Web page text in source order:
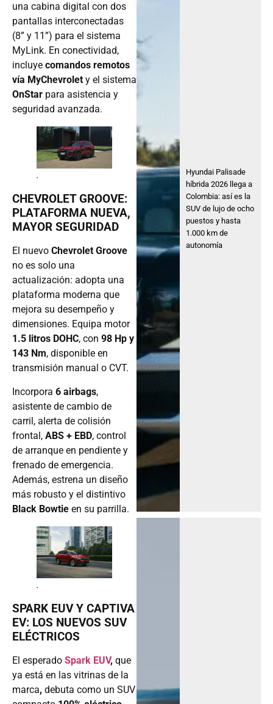
una cabina digital con dos
pantallas interconectadas
(8” y 11”) para el sistema
MyLink. En conectividad,
incluye comandos remotos
vía MyChevrolet y el sistema
OnStar para asistencia y
seguridad avanzada.
.
CHEVROLET GROOVE:
PLATAFORMA NUEVA,
MAYOR SEGURIDAD
El nuevo Chevrolet Groove
no es solo una
actualización: adopta una
plataforma moderna que
mejora su desempeño y
dimensiones. Equipa motor
1.5 litros DOHC, con 98 Hp y
143 Nm, disponible en
transmisión manual o CVT.
Incorpora 6 airbags,
asistente de cambio de
carril, alerta de colisión
frontal, ABS + EBD, control
de arranque en pendiente y
frenado de emergencia.
Además, estrena un diseño
más robusto y el distintivo
Black Bowtie en su parrilla.
.
SPARK EUV Y CAPTIVA
EV: LOS NUEVOS SUV
ELÉCTRICOS
El esperado Spark EUV, que
ya está en las vitrinas de la
marca, debuta como un SUV
Hyundai Palisade
híbrida 2026 llega a
Colombia: así es la
SUV de lujo de ocho
puestos y hasta
1.000 km de
autonomía